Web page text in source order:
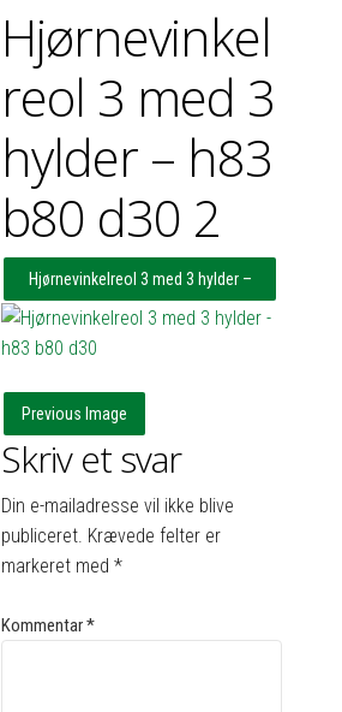
Hjørnevinkel
reol 3 med 3
hylder – h83
b80 d30 2
Hjørnevinkelreol 3 med 3 hylder –
h83 b51x49 d30
Previous Image
Skriv et svar
Din e-mailadresse vil ikke blive
publiceret. Krævede felter er
markeret med*
Kommentar*